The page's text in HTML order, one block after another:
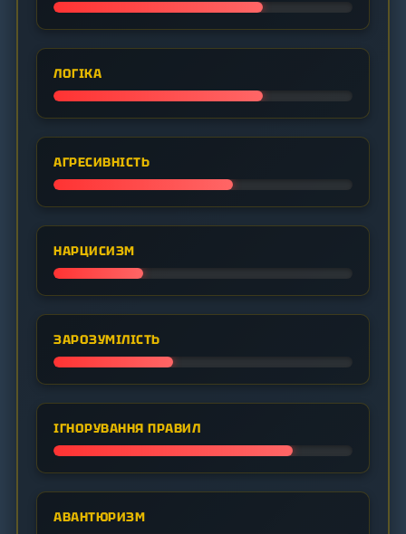
ЛОГІКА
АГРЕСИВНІСТЬ
НАРЦИСИЗМ
ЗАРОЗУМІЛІСТЬ
ІГНОРУВАННЯ ПРАВИЛ
АВАНТЮРИЗМ